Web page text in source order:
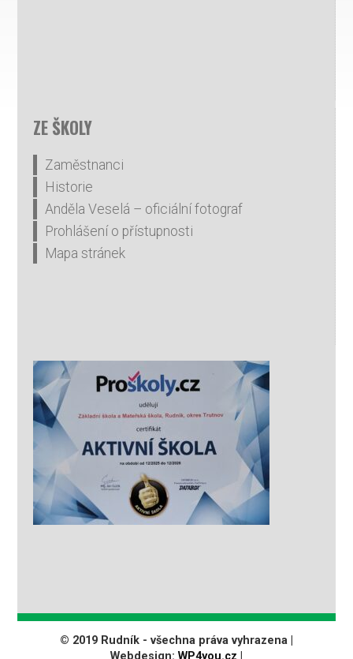
ZE ŠKOLY
Zaměstnanci
Historie
Anděla Veselá – oficiální fotograf
Prohlášení o přístupnosti
Mapa stránek
© 2019 Rudník - všechna práva vyhrazena |
Webdesign: WP4you.cz